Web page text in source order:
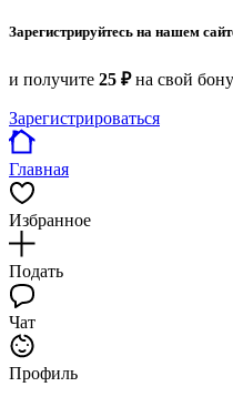
Зарегистрируйтесь на нашем
и получите 25 ₽на свой
Зарегистрироваться
Главная
Избранное
Подать
Чат
Профиль